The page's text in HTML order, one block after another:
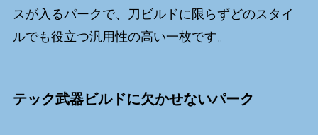
スが入るパークで、刀ビルドに限らずどのスタイ
ルでも役立つ汎用性の高い一枚です。
テック武器ビルドに欠かせないパーク